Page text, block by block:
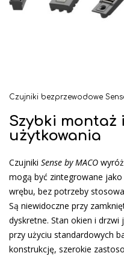
Czujniki bezprzewodowe
Szybki montaż
użytkowania
Czujniki Sense by MACO
mogą być zintegrowane
wrębu, bez potrzeby
Są niewidoczne przy
dyskretne. Stan okien i
przy użyciu standardowych
konstrukcję, szerokie